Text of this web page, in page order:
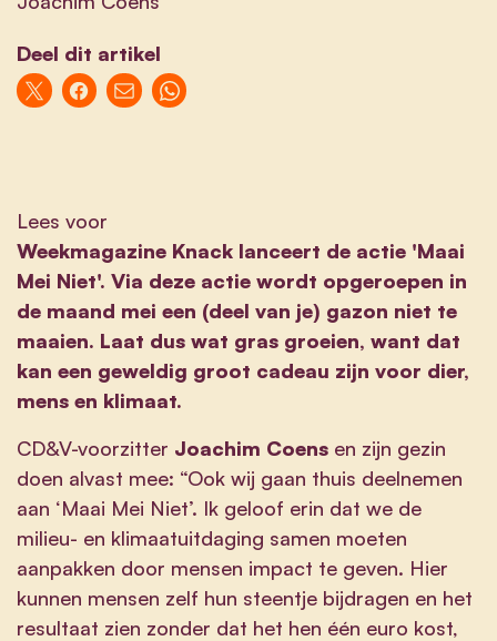
Deel dit artikel
Lees voor
Weekmagazine Knack lanceert de actie 'Maai
Mei Niet'. Via deze actie wordt opgeroepen in
de maand mei een (deel van je) gazon niet te
maaien. Laat dus wat gras groeien, want dat
kan een geweldig groot cadeau zijn voor dier,
mens en klimaat.
CD&V-voorzitter Joachim Coens en zijn gezin
doen alvast mee: “Ook wij gaan thuis deelnemen
aan ‘Maai Mei Niet’. Ik geloof erin dat we de
milieu- en klimaatuitdaging samen moeten
aanpakken door mensen impact te geven. Hier
kunnen mensen zelf hun steentje bijdragen en het
resultaat zien zonder dat het hen één euro kost,